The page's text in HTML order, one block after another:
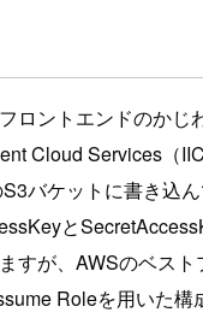
ロントエンドのかじ
Cloud Services（
バケットに書き込
と
すが、AWSのベス
Roleを用いた構